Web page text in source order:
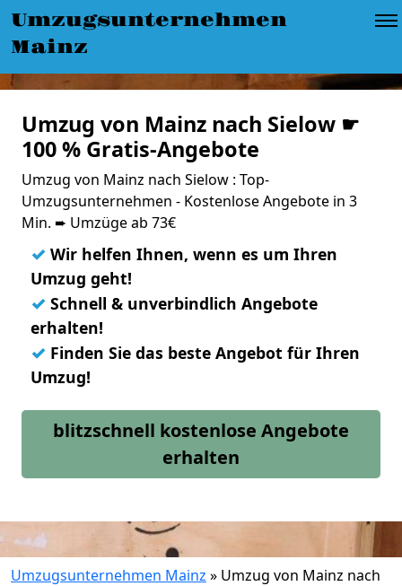
Umzugsunternehmen
Mainz
Umzug von Mainz nach Sielow ☛
100 % Gratis-Angebote
Umzug von Mainz nach Sielow : Top-
Umzugsunternehmen - Kostenlose Angebote in 3
Min. ➨ Umzüge ab 73€
✓ Wir helfen Ihnen, wenn es um Ihren
Umzug geht!
✓ Schnell & unverbindlich Angebote
erhalten!
✓ Finden Sie das beste Angebot für Ihren
Umzug!
blitzschnell kostenlose Angebote
erhalten
Umzugsunternehmen Mainz » Umzug von Mainz nach